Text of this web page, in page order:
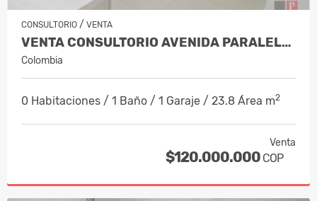
CONSULTORIO / VENTA
VENTA CONSULTORIO AVENIDA PARALELA MA…
Colombia
0 Habitaciones / 1 Baño / 1 Garaje / 23.8 Área m2
Venta
$120.000.000 COP